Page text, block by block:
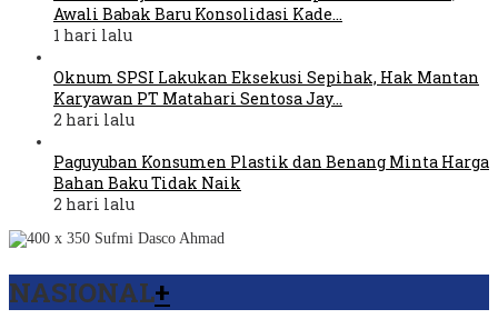
Awali Babak Baru Konsolidasi Kade…
1 hari lalu
Oknum SPSI Lakukan Eksekusi Sepihak, Hak Mantan
Karyawan PT Matahari Sentosa Jay…
2 hari lalu
Paguyuban Konsumen Plastik dan Benang Minta Harga
Bahan Baku Tidak Naik
2 hari lalu
NASIONAL+